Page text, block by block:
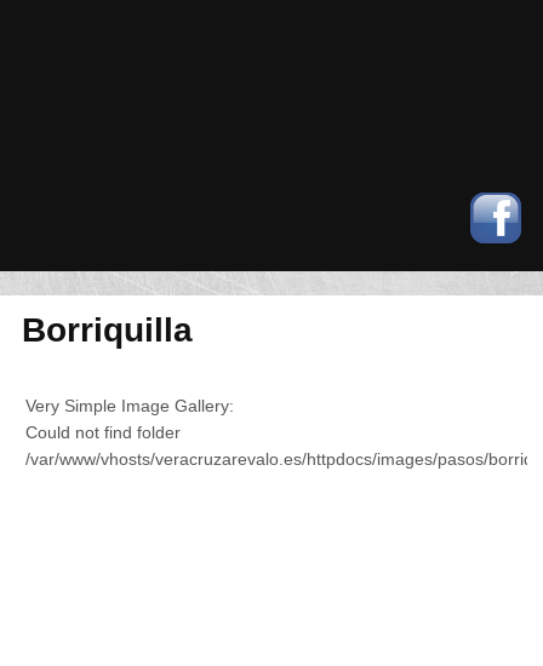
Borriquilla
Very Simple Image Gallery:
Could not find folder
/var/www/vhosts/veracruzarevalo.es/httpdocs/images/pasos/